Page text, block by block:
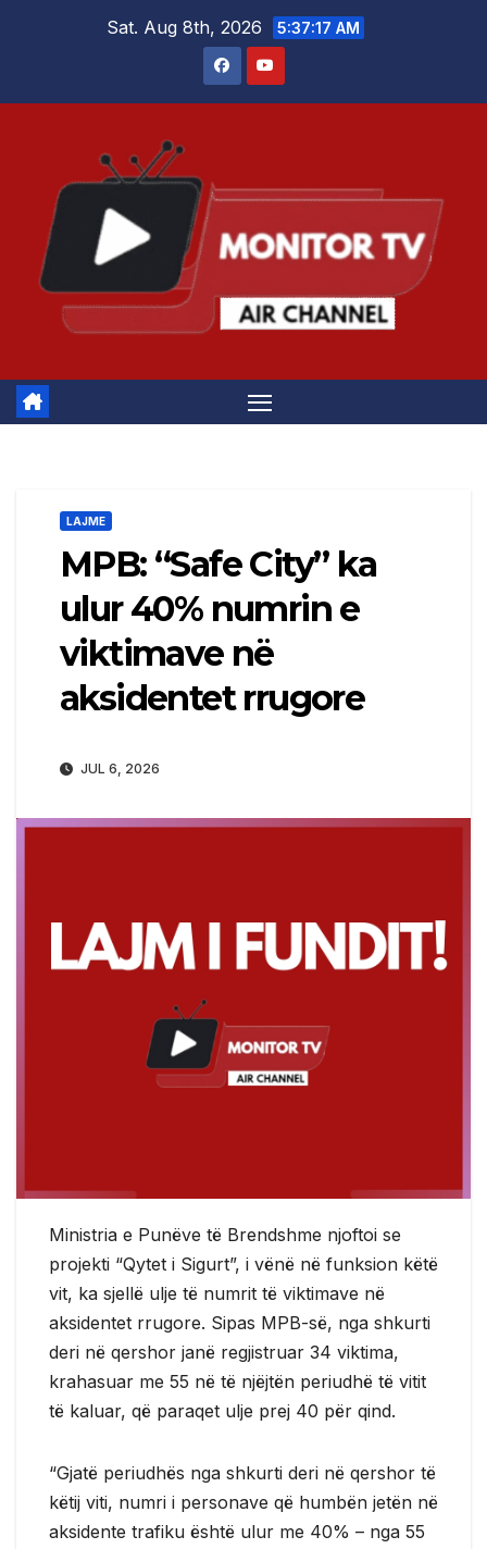
Sat. Aug 8th, 2026 5:37:17 AM
LAJME
MPB: “Safe City” ka
ulur 40% numrin e
viktimave në
aksidentet rrugore
JUL 6, 2026
Ministria e Punëve të Brendshme njoftoi se
projekti “Qytet i Sigurt”, i vënë në funksion këtë
vit, ka sjellë ulje të numrit të viktimave në
aksidentet rrugore. Sipas MPB-së, nga shkurti
deri në qershor janë regjistruar 34 viktima,
krahasuar me 55 në të njëjtën periudhë të vitit
të kaluar, që paraqet ulje prej 40 për qind.
“Gjatë periudhës nga shkurti deri në qershor të
këtij viti, numri i personave që humbën jetën në
aksidente trafiku është ulur me 40% – nga 55